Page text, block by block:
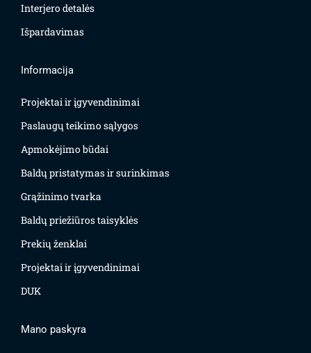
Interjero detalės
Išpardavimas
Informacija
Projektai ir įgyvendinimai
Paslaugų teikimo sąlygos
Apmokėjimo būdai
Baldų pristatymas ir surinkimas
Grąžinimo tvarka
Baldų priežiūros taisyklės
Prekių ženklai
Projektai ir įgyvendinimai
DUK
Mano paskyra